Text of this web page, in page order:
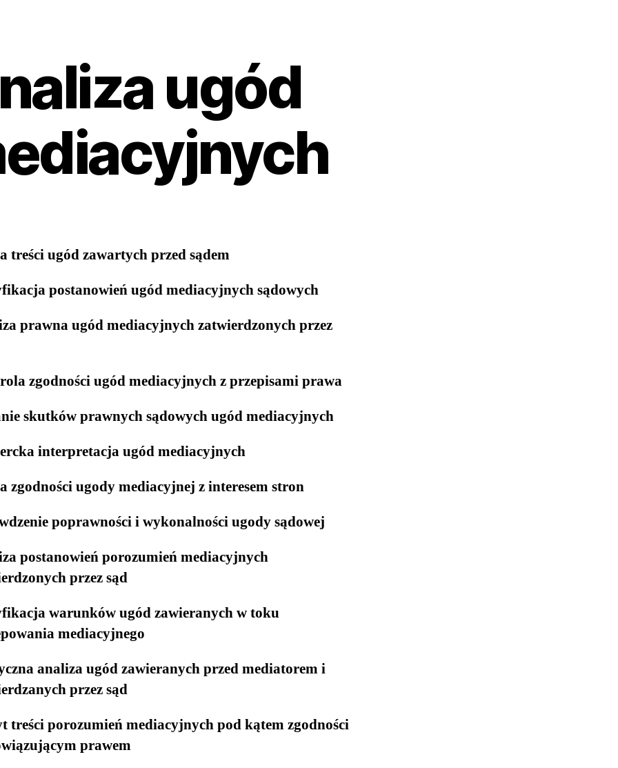
ugód
treści ugód zawartych przed sądem
postanowień ugód mediacyjnych sądowych
prawna ugód mediacyjnych zatwierdzonych przez
zgodności ugód mediacyjnych z przepisami prawa
skutków prawnych sądowych ugód mediacyjnych
interpretacja ugód mediacyjnych
zgodności ugody mediacyjnej z interesem stron
poprawności i wykonalności ugody sądowej
postanowień porozumień mediacyjnych
przez sąd
warunków ugód zawieranych w toku
mediacyjnego
analiza ugód zawieranych przed mediatorem i
przez sąd
treści porozumień mediacyjnych pod kątem zgodności
prawem